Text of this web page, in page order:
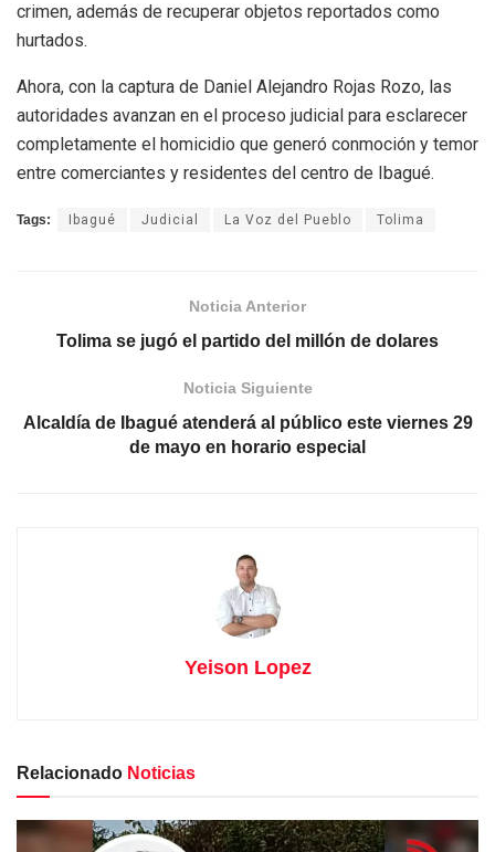
crimen, además de recuperar objetos reportados como
hurtados.
Ahora, con la captura de Daniel Alejandro Rojas Rozo, las
autoridades avanzan en el proceso judicial para esclarecer
completamente el homicidio que generó conmoción y temor
entre comerciantes y residentes del centro de Ibagué.
Tags: Ibagué Judicial La Voz del Pueblo Tolima
Noticia Anterior
Tolima se jugó el partido del millón de dolares
Noticia Siguiente
Alcaldía de Ibagué atenderá al público este viernes 29
de mayo en horario especial
Yeison Lopez
Relacionado Noticias